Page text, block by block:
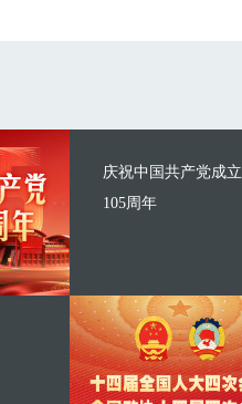
庆祝中国共产党成立
105周年